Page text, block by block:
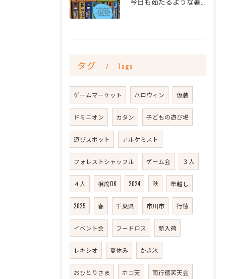
タグ Tags
ゲームマーケット ハロウィン 仮装
ドミニオン カタン 子どもの遊び場
遊びスポット アルケミスト
フォレストシャッフル ゲーム会 ３人
４人 相席OK 2024 秋 年越し
2025 春 千葉県 市川市 行徳
イベント会 フードロス 新入荷
レキシオ 夏休み かき氷
おひとりさま ホコ天 南行徳笑天会